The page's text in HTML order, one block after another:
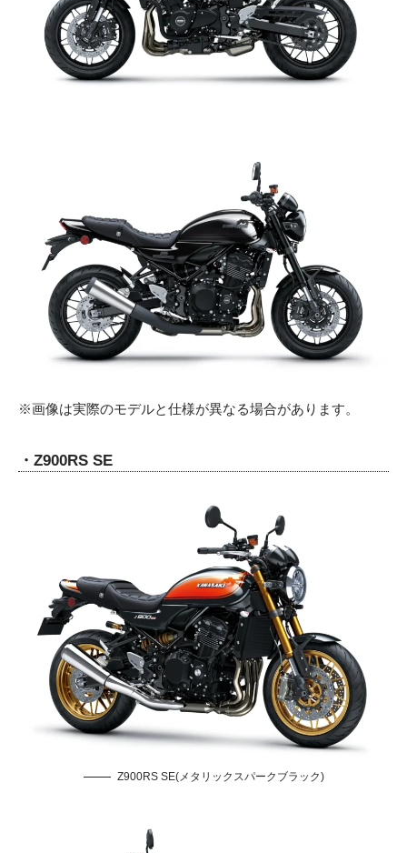
※画像は実際のモデルと仕様が異なる場合があります。
・Z900RS SE
Z900RS SE(メタリックスパークブラック)